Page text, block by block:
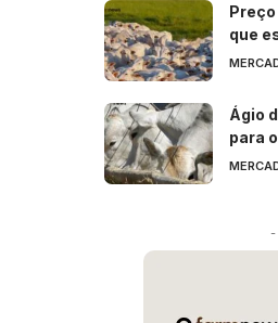
Preço
que
Ágio
para
-